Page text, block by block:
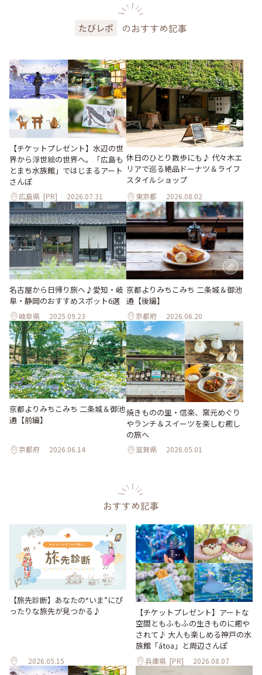
たびレポ のおすすめ記事
【チケットプレゼント】水辺の世
界から浮世絵の世界へ。「広島も
とまち水族館」ではじまるアート
さんぽ
広島県 [PR] 2026.07.31
休日のひとり散歩にも♪ 代々木エ
リアで巡る絶品ドーナツ＆ライフ
スタイルショップ
東京都 2026.08.02
名古屋から日帰り旅へ♪愛知・岐
阜・静岡のおすすめスポット6選
岐阜県 2025.09.23
京都よりみちこみち 二条城＆御池
通【後編】
京都府 2026.06.20
京都よりみちこみち 二条城＆御池
通【前編】
京都府 2026.06.14
焼きものの里・信楽、窯元めぐり
やランチ＆スイーツを楽しむ癒し
の旅へ
滋賀県 2026.05.01
おすすめ記事
【旅先診断】あなたの“いま”にぴ
ったりな旅先が見つかる♪
2026.05.15
【チケットプレゼント】アートな
空間ともふもふの生きものに癒や
されて♪ 大人も楽しめる神戸の水
族館「átoa」と周辺さんぽ
兵庫県 [PR] 2026.08.07